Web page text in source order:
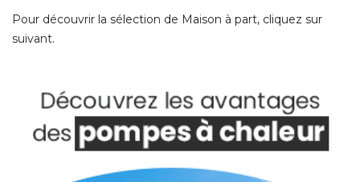
Pour découvrir la sélection de Maison à part, cliquez sur
suivant.